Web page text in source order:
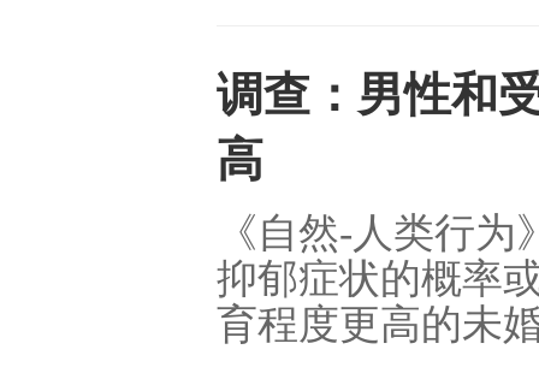
调查：男性和
高
《自然-人类行
抑郁症状的概率
育程度更高的未